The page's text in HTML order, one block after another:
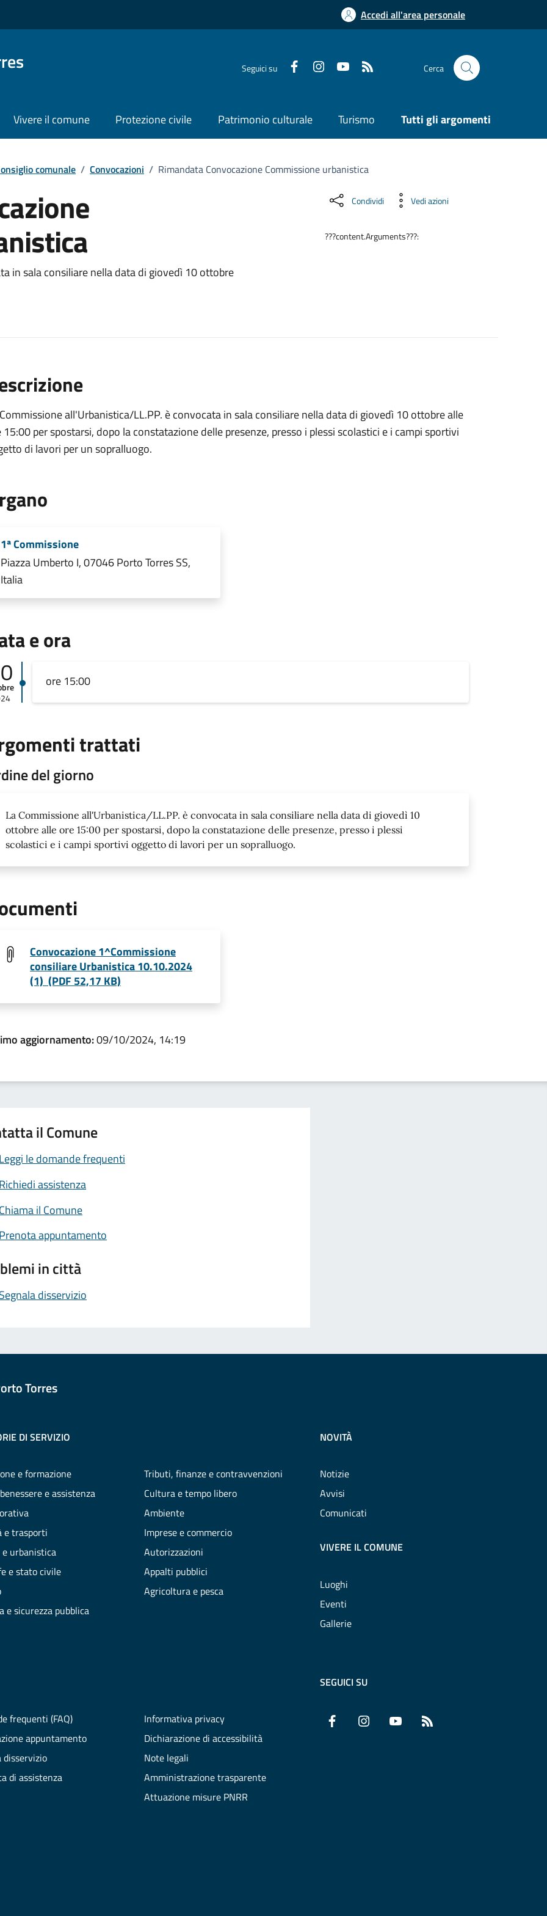
Accedi all'area personale
Seguici su Cerca
Vivere il comune Protezione civile Patrimonio culturale Turismo Tutti gli argomenti
comunale / Convocazioni / Rimandata Convocazione Commissione urbanistica
in sala consiliare nella data di giovedì 10 ottobre
Condividi Vedi azioni
???content.Arguments???:
all'Urbanistica/LL.PP. è convocata in sala consiliare nella data di giovedì 10 ottobre alle
15:00 per spostarsi, dopo la constatazione delle presenze, presso i plessi scolastici e i campi sportivi
di lavori per un sopralluogo.
1ª Commissione
Piazza Umberto I, 07046 Porto Torres SS,
Italia
e ora
ore 15:00
trattati
del giorno
La Commissione all'Urbanistica/LL.PP. è convocata in sala consiliare nella data di giovedì 10
ottobre alle ore 15:00 per spostarsi, dopo la constatazione delle presenze, presso i plessi
scolastici e i campi sportivi oggetto di lavori per un sopralluogo.
Convocazione 1^Commissione
consiliare Urbanistica 10.10.2024
(1) (PDF 52,17 KB)
aggiornamento:09/10/2024, 14:19
il Comune
le domande frequenti
assistenza
il Comune
appuntamento
in città
disservizio
Torres
DI SERVIZIO
e formazione
e assistenza
e trasporti
urbanistica
e stato civile
e sicurezza pubblica
Tributi, finanze e contravvenzioni
Cultura e tempo libero
Ambiente
Imprese e commercio
Autorizzazioni
Appalti pubblici
Agricoltura e pesca
NOVITÀ
Notizie
Avvisi
Comunicati
VIVERE IL COMUNE
Luoghi
Eventi
Gallerie
frequenti (FAQ)
appuntamento
disservizio
di assistenza
Informativa privacy
Dichiarazione di accessibilità
Note legali
Amministrazione trasparente
Attuazione misure PNRR
SEGUICI SU
Facebook InstagramYouTube